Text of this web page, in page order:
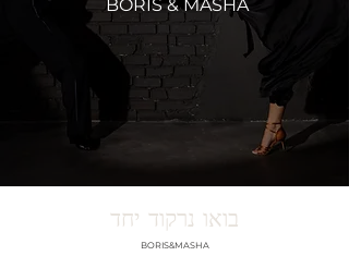
BORIS & MASHA
בואו נרקוד יחד
BORIS&MASHA